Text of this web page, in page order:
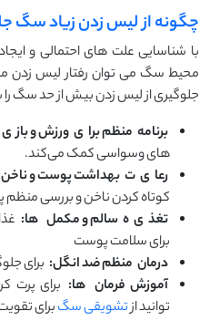
چگونه از لیس زدن زیاد سگ
با شناسایی علت های احتمالی و
محیط سگ می توان رفتار لیس زدن
جلوگیری از لیس زدن بیش از حد سگ
برنامه منظم برا ی ورزش و باز ی
های وسواسی کمک می‌کند.
رعا ی ت بهداشت پوست و
کوتاه کردن ناخن و بررسی
تغذ ی ه سالم و مکمل ها:
برای سلامت پوست
درمان منظم ضد انگل: برای
آموزش فرمان‌ ها: برای
‌توانید ازتشویقی سگبرای